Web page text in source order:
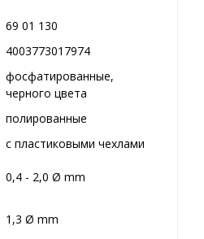
69 01 130
4003773017974
фосфатированные,
черного цвета
полированные
с пластиковыми чехлами
0,4 - 2,0 Ø mm
1,3 Ø mm